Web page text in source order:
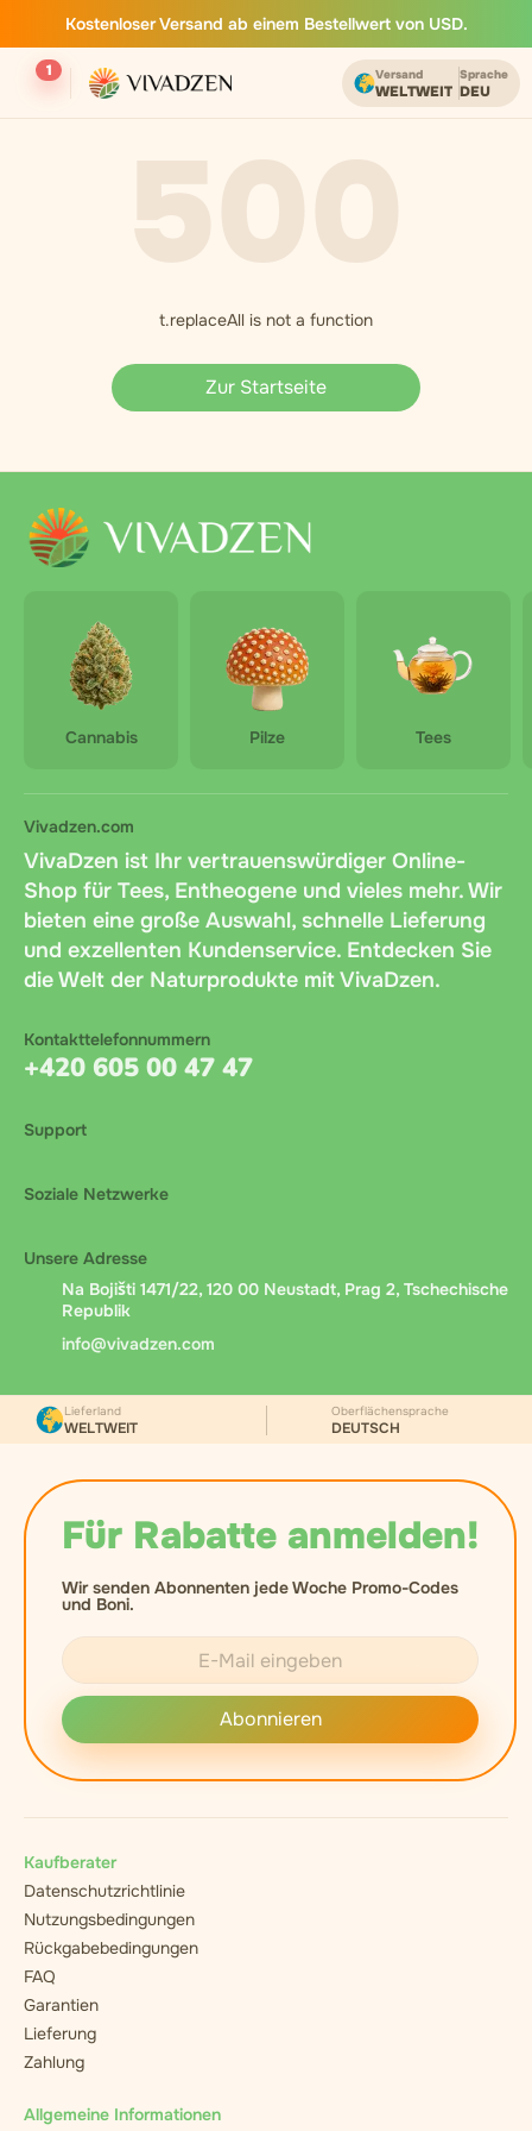
Kostenloser Versand ab einem Bestellwert von USD.
1 Versand
WELTWEIT
Sprache
DEU
t.replaceAll is not a function
Zur Startseite
Cannabis Pilze Tees
Vivadzen.com
VivaDzen ist Ihr vertrauenswürdiger Online-
Shop für Tees, Entheogene und vieles mehr. Wir
bieten eine große Auswahl, schnelle Lieferung
und exzellenten Kundenservice. Entdecken Sie
die Welt der Naturprodukte mit VivaDzen.
Kontakttelefonnummern
+420 605 00 47 47
Support
Soziale Netzwerke
Unsere Adresse
Na Bojišti 1471/22, 120 00 Neustadt, Prag 2, Tschechische
Republik
info@vivadzen.com
Für Rabatte anmelden!
Wir senden Abonnenten jede Woche Promo-Codes
und Boni.
Abonnieren
Lieferland
WELTWEIT
Oberflächensprache
DEUTSCH
Kaufberater
Datenschutzrichtlinie
Nutzungsbedingungen
Rückgabebedingungen
FAQ
Garantien
Lieferung
Zahlung
Allgemeine Informationen